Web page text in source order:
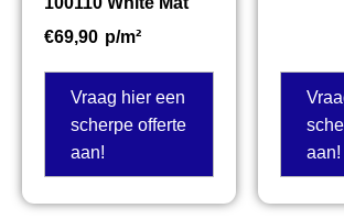
€69,90 p/m²
Vraag hier een
scherpe offerte
aan!
aan!